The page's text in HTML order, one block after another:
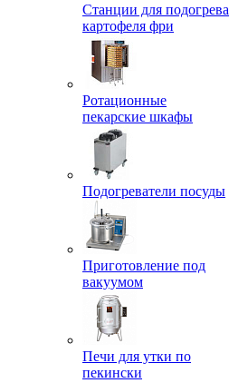
Станции для подогрева
картофеля фри
Ротационные
пекарские шкафы
Подогреватели посуды
Приготовление под
вакуумом
Печи для утки по
пекински